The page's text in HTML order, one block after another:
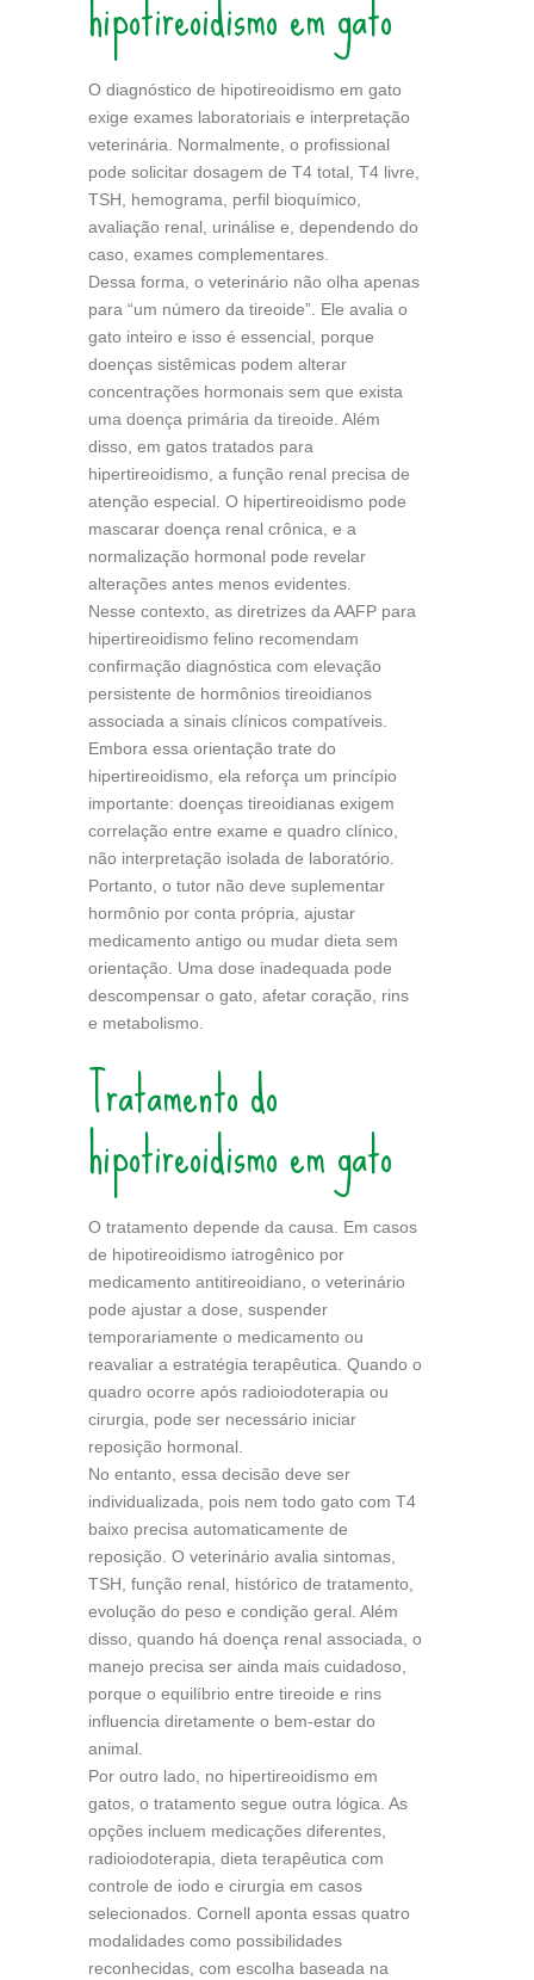
O diagnóstico de hipotireoidismo em gato
exige exames laboratoriais e interpretação
veterinária. Normalmente, o profissional
pode solicitar dosagem de T4 total, T4 livre,
TSH, hemograma, perfil bioquímico,
avaliação renal, urinálise e, dependendo do
caso, exames complementares.
Dessa forma, o veterinário não olha apenas
para “um número da tireoide”. Ele avalia o
gato inteiro e isso é essencial, porque
doenças sistêmicas podem alterar
concentrações hormonais sem que exista
uma doença primária da tireoide. Além
disso, em gatos tratados para
hipertireoidismo, a função renal precisa de
atenção especial. O hipertireoidismo pode
mascarar doença renal crônica, e a
normalização hormonal pode revelar
alterações antes menos evidentes.
Nesse contexto, as diretrizes da AAFP para
hipertireoidismo felino recomendam
confirmação diagnóstica com elevação
persistente de hormônios tireoidianos
associada a sinais clínicos compatíveis.
Embora essa orientação trate do
hipertireoidismo, ela reforça um princípio
importante: doenças tireoidianas exigem
correlação entre exame e quadro clínico,
não interpretação isolada de laboratório.
Portanto, o tutor não deve suplementar
hormônio por conta própria, ajustar
medicamento antigo ou mudar dieta sem
orientação. Uma dose inadequada pode
descompensar o gato, afetar coração, rins
e metabolismo.
Tratamento do
hipotireoidismo em gato
O tratamento depende da causa. Em casos
de hipotireoidismo iatrogênico por
medicamento antitireoidiano, o veterinário
pode ajustar a dose, suspender
temporariamente o medicamento ou
reavaliar a estratégia terapêutica. Quando o
quadro ocorre após radioiodoterapia ou
cirurgia, pode ser necessário iniciar
reposição hormonal.
No entanto, essa decisão deve ser
individualizada, pois nem todo gato com T4
baixo precisa automaticamente de
reposição. O veterinário avalia sintomas,
TSH, função renal, histórico de tratamento,
evolução do peso e condição geral. Além
disso, quando há doença renal associada, o
manejo precisa ser ainda mais cuidadoso,
porque o equilíbrio entre tireoide e rins
influencia diretamente o bem-estar do
animal.
Por outro lado, no hipertireoidismo em
gatos, o tratamento segue outra lógica. As
opções incluem medicações diferentes,
radioiodoterapia, dieta terapêutica com
controle de iodo e cirurgia em casos
selecionados. Cornell aponta essas quatro
modalidades como possibilidades
reconhecidas, com escolha baseada na